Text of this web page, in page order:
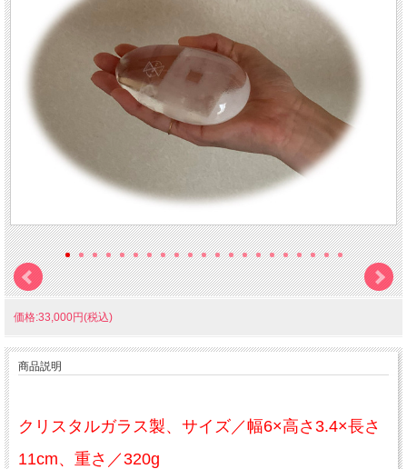
価格:33,000円(税込)
商品説明
クリスタルガラス製、サイズ／幅6×高さ3.4×長さ
11cm、重さ／320g